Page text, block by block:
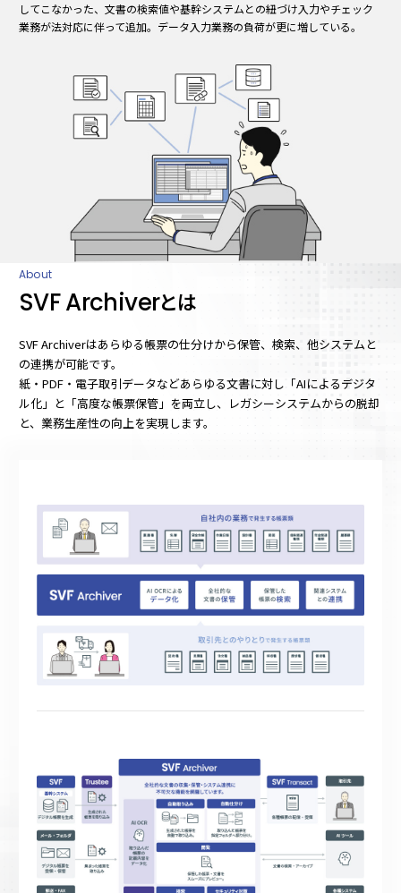
してこなかった、文書の検索値や基幹システムとの紐づけ入力やチェック
業務が法対応に伴って追加。データ入力業務の負荷が更に増している。
About
SVF Archiverとは
SVF Archiverはあらゆる帳票の仕分けから保管、検索、他システムと
の連携が可能です。
紙・PDF・電子取引データなどあらゆる文書に対し「AIによるデジタ
ル化」と「高度な帳票保管」を両立し、レガシーシステムからの脱却
と、業務生産性の向上を実現します。